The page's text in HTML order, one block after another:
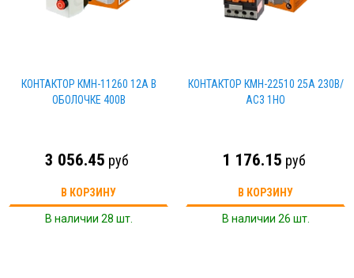
КОНТАКТОР КМН-11260 12А В
ОБОЛОЧКЕ 400В
3 056.45 руб
В КОРЗИНУ
В наличии 28 шт.
КОНТАКТОР КМН-22510 25А 230В/
АС3 1НО
1 176.15 руб
В КОРЗИНУ
В наличии 26 шт.